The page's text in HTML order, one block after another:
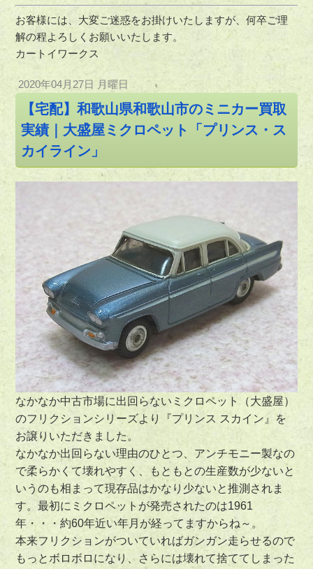
お客様には、大変ご迷惑をお掛けいたしますが、何卒ご理
解の程よろしくお願いいたします。
カートイワークス
2020年04月27日 月曜日
【宅配】和歌山県和歌山市のミニカー買取
実績｜大盛屋ミクロペット「プリンス・ス
カイライン」
なかなか中古市場に出回らないミクロペット（大盛屋）
のフリクションシリーズより『プリンス スカイン』を
お譲りいただきました。
なかなか出回らない理由のひとつ、アンチモニー製なの
で柔らかくて壊れやすく、もともとの生産数が少ないと
いうのも相まって現存品はかなり少ないと推測されま
す。最初にミクロペットが発売されたのは1961
年・・・約60年近い年月が経ってますからね～。
本来フリクションがついていればガンガン走らせるので
もっとボロボロになり、さらには壊れて捨ててしまった